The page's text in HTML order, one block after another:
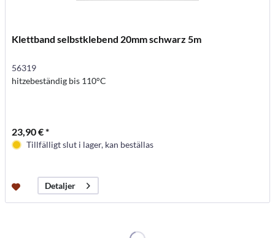
Klettband selbstklebend 20mm schwarz 5m
56319
hitzebeständig bis 110°C
23,90 € *
Tillfälligt slut i lager, kan beställas
Detaljer